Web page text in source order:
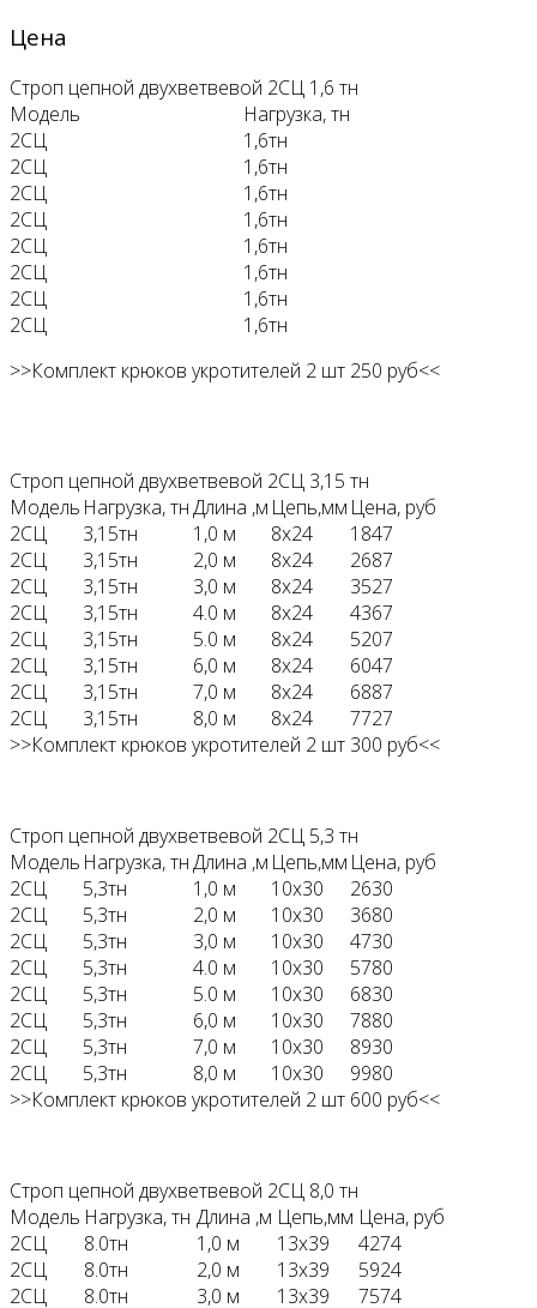
Цена
Строп цепной двухветвевой 2СЦ 1,6 тн
Модель
Нагрузка, тн
2СЦ
1,6тн
2СЦ
1,6тн
2СЦ
1,6тн
2СЦ
1,6тн
2СЦ
1,6тн
2СЦ
1,6тн
2СЦ
1,6тн
2СЦ
1,6тн
>>Комплект крюков укротителей 2 шт 250 руб<<
Строп цепной двухветвевой 2СЦ 3,15 тн
Модель Нагрузка, тнДлина ,м Цепь,мм Цена, руб
2СЦ
3,15тн 1,0 м 8х24
1847
2СЦ
3,15тн 2,0 м 8х24
2687
2СЦ
3,15тн 3,0 м 8х24
3527
2СЦ
3,15тн 4.0 м 8х24
4367
2СЦ
3,15тн 5.0 м 8х24
5207
2СЦ
3,15тн 6,0 м 8х24
6047
2СЦ
3,15тн 7,0 м 8х24
6887
2СЦ
3,15тн 8,0 м 8х24
7727
>>Комплект крюков укротителей 2 шт 300 руб<<
Строп цепной двухветвевой 2СЦ 5,3 тн
Модель Нагрузка, тнДлина ,м Цепь,мм Цена, руб
2СЦ
5,3тн 1,0 м 10х30
2630
2СЦ
5,3тн 2,0 м 10х30
3680
2СЦ
5,3тн 3,0 м 10х30
4730
2СЦ
5,3тн 4.0 м 10х30
5780
2СЦ
5,3тн 5.0 м 10х30
6830
2СЦ
5,3тн 6,0 м 10х30
7880
2СЦ
5,3тн 7,0 м 10х30
8930
2СЦ
5,3тн 8,0 м 10х30
9980
>>Комплект крюков укротителей 2 шт 600 руб<<
Строп цепной двухветвевой 2СЦ 8,0 тн
Модель Нагрузка, тн Длина ,м Цепь,мм Цена, руб
2СЦ
8.0тн 1,0 м 13х39
4274
2СЦ
8.0тн 2,0 м 13х39
5924
2СЦ
8.0тн 3,0 м 13х39 7574